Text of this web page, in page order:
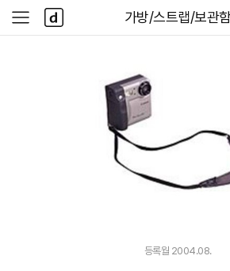
다나와
가방/스트랩/보관
사
이
다
나
와
등록월 2004.08.